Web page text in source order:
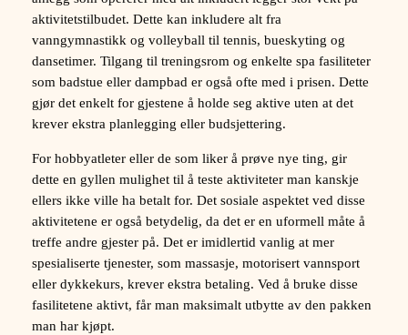
aktivitetstilbudet. Dette kan inkludere alt fra
vanngymnastikk og volleyball til tennis, bueskyting og
dansetimer. Tilgang til treningsrom og enkelte spa fasiliteter
som badstue eller dampbad er også ofte med i prisen. Dette
gjør det enkelt for gjestene å holde seg aktive uten at det
krever ekstra planlegging eller budsjettering.
For hobbyatleter eller de som liker å prøve nye ting, gir
dette en gyllen mulighet til å teste aktiviteter man kanskje
ellers ikke ville ha betalt for. Det sosiale aspektet ved disse
aktivitetene er også betydelig, da det er en uformell måte å
treffe andre gjester på. Det er imidlertid vanlig at mer
spesialiserte tjenester, som massasje, motorisert vannsport
eller dykkekurs, krever ekstra betaling. Ved å bruke disse
fasilitetene aktivt, får man maksimalt utbytte av den pakken
man har kjøpt.